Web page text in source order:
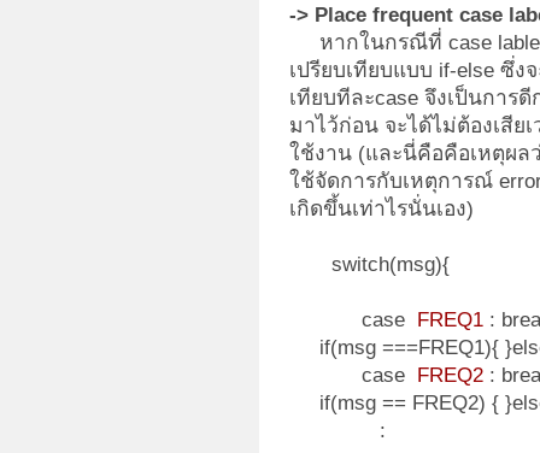
-> Place frequent case
หากในกรณีที่ case lable
เปรียบเทียบแบบ if-else ซึ่ง
เทียบทีละcase จึงเป็นการ
มาไว้ก่อน จะได้ไม่ต้องเสีย
ใช้งาน (และนี่คือคือเหตุผล
ใช้จัดการกับเหตุการณ์
เกิดขึ้นเท่าไรนั่นเอง)
case FREQ1 :
if(msg ===FREQ1){
case FREQ2 :
if(msg == FREQ2) {